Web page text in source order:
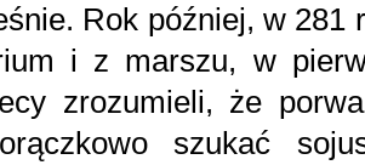
Rok później, w 281
i z marszu, w
zrozumieli, że
szukać